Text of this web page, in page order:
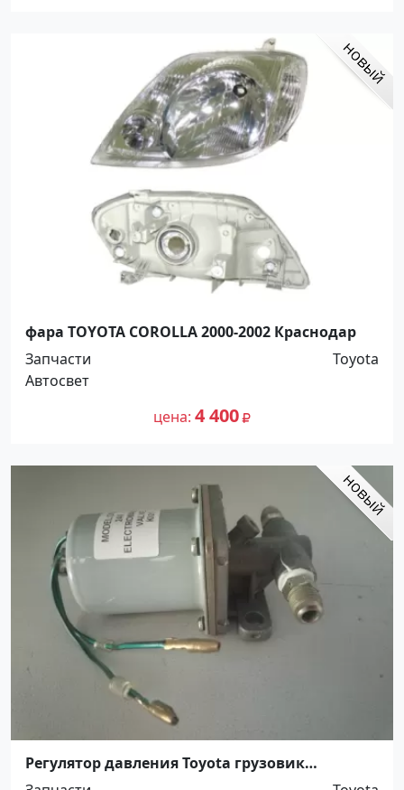
фара TOYOTA COROLLA 2000-2002 Краснодар
Запчасти
Toyota
Автосвет
цена 4 400
Регулятор давления Toyota грузовик
Краснодар